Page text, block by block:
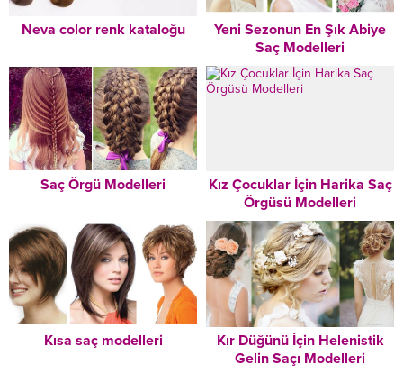
Neva color renk kataloğu
Yeni Sezonun En Şık Abiye
Saç Modelleri
Saç Örgü Modelleri
Kız Çocuklar İçin Harika Saç
Örgüsü Modelleri
Kısa saç modelleri
Kır Düğünü İçin Helenistik
Gelin Saçı Modelleri